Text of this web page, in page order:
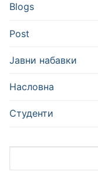
Blogs
Post
Јавни набавки
Насловна
Студенти